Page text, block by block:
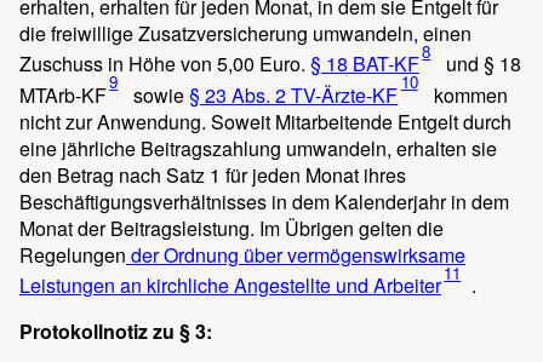
erhalten, erhalten für jeden Monat, in dem sie Entgelt für
die freiwillige Zusatzversicherung umwandeln, einen
Zuschuss in Höhe von 5,00 Euro. § 18 BAT-KF8
und § 18
MTArb-KF9 sowie§ 23 Abs. 2 TV-Ärzte-KF 10
kommen
nicht zur Anwendung. Soweit Mitarbeitende Entgelt durch
eine jährliche Beitragszahlung umwandeln, erhalten sie
den Betrag nach Satz 1 für jeden Monat ihres
Beschäftigungsverhältnisses in dem Kalenderjahr in dem
Monat der Beitragsleistung. Im Übrigen gelten die
Regelungen der Ordnung über vermögenswirksame
Leistungen an kirchliche Angestellte und Arbeiter11 .
Protokollnotiz zu § 3: